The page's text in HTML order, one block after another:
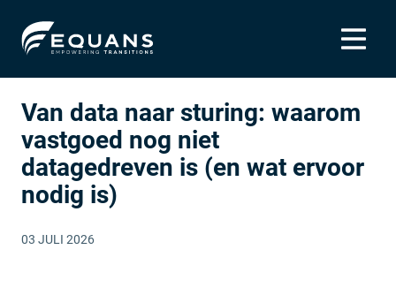
Van data naar sturing: waarom
vastgoed nog niet
datagedreven is (en wat ervoor
nodig is)
03 JULI 2026